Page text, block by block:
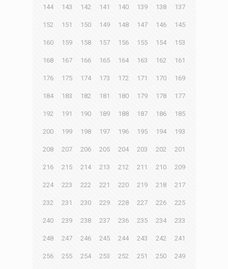
137
138
139
140
141
142
143
144
145
146
147
148
149
150
151
152
153
154
155
156
157
158
159
160
161
162
163
164
165
166
167
168
169
170
171
172
173
174
175
176
177
178
179
180
181
182
183
184
185
186
187
188
189
190
191
192
193
194
195
196
197
198
199
200
201
202
203
204
205
206
207
208
209
210
211
212
213
214
215
216
217
218
219
220
221
222
223
224
225
226
227
228
229
230
231
232
233
234
235
236
237
238
239
240
241
242
243
244
245
246
247
248
249
250
251
252
253
254
255
256